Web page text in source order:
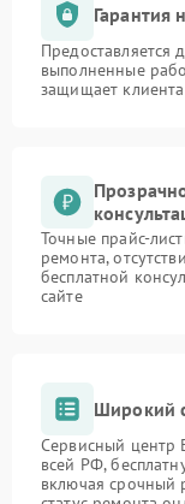
Гарантия
Предоставляется
выполненные
защищает
Точные прайс-
ремонта,
бесплатной
сайте
Широкий
Сервисный центр
всей РФ,
включая срочный